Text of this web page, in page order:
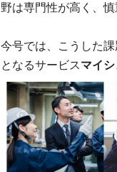
野は専門性が高く、
今号では、こうした
となるサービスマイ